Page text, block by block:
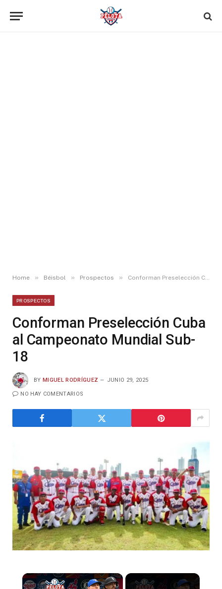
Home » Béisbol » Prospectos » Conforman Preselección Cuba al Campeonato Mundial Sub-18
PROSPECTOS
Conforman Preselección Cuba
al Campeonato Mundial Sub-
18
BY MIGUEL RODRÍGUEZ JUNIO 29, 2025
NO HAY COMENTARIOS